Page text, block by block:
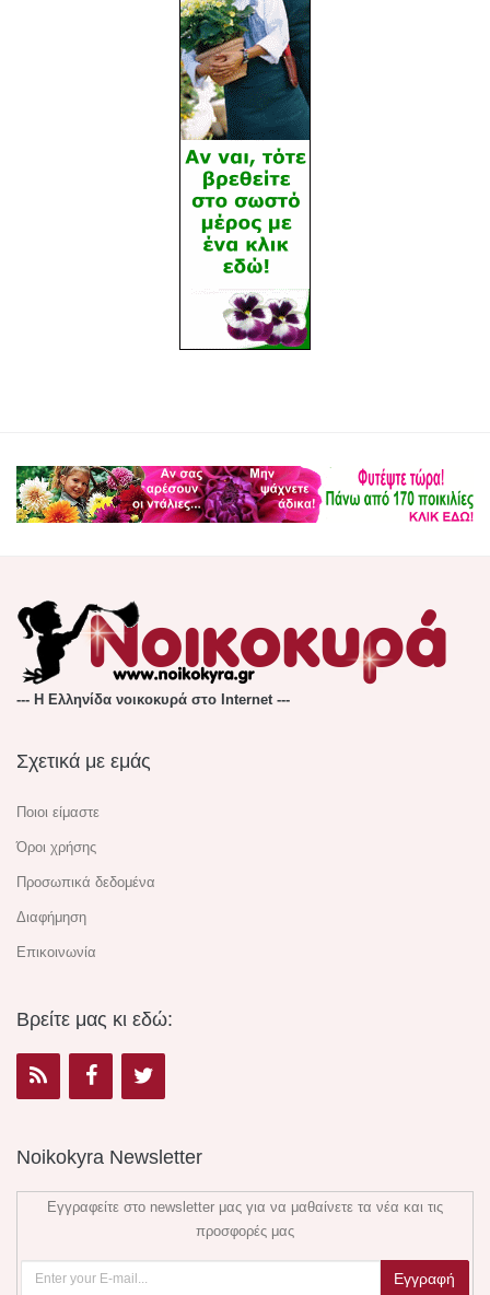
--- Η Ελληνίδα νοικοκυρά στο Internet ---
Σχετικά με εμάς
Ποιοι είμαστε
Όροι χρήσης
Προσωπικά δεδομένα
Διαφήμηση
Επικοινωνία
Βρείτε μας κι εδώ:
Noikokyra Newsletter
Εγγραφείτε στο newsletter μας για να μαθαίνετε τα νέα και τις
προσφορές μας